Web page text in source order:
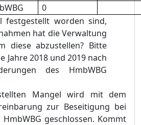
0
festgestellt worden sind,
hat die Verwaltung
diese abzustellen? Bitte
Jahre 2018 und 2019 nach
des HmbWBG
Mangel wird mit dem
zur Beseitigung bei
geschlossen. Kommt